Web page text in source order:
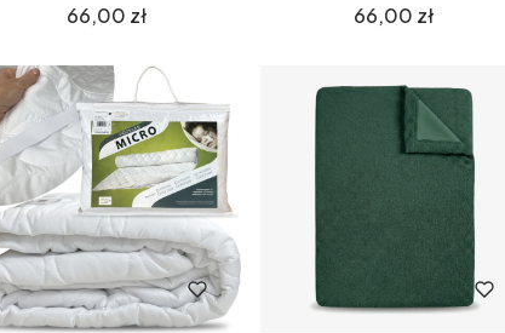
Cena
66,00 zł Cena
66,00 zł